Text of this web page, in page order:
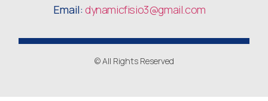
Email: dynamicfisio3@gmail.com
© All Rights Reserved